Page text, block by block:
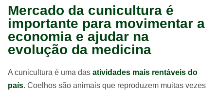
Mercado da cunicultura é
importante para movimentar a
economia e ajudar na
evolução da medicina
A cunicultura é uma das atividades mais rentáveis do
país. Coelhos são animais que reproduzem muitas vezes